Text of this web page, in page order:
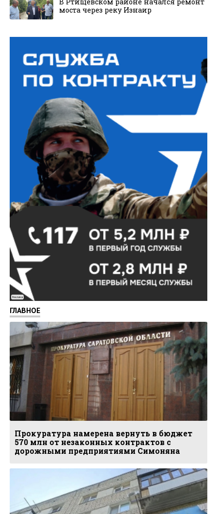
моста через реку Изнаир
Реклама
ГЛАВНОЕ
Прокуратура намерена вернуть в бюджет
570 млн от незаконных контрактов с
дорожными предприятиями Симоняна